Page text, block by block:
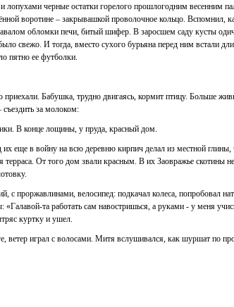
лопухами черные остатки горелого прошлогодним весенним
воротине – закрывашкой проволочное кольцо. Вспомнил,
обломки печи, битый шифер. В заросшем саду кусты
свежо. И тогда, вместо сухого бурьяна перед ним встали
пятно ее футболки.
Бабушка, трудно двигаясь, кормит птицу. Больше
за молоком:
В конце лощины, у пруда, красный дом.
еще в войну на всю деревню кирпич делал из местной
От того дом звали красным. В их Заовражье скотины
с проржавлинами, велосипед: подкачал колеса, попробовал
«Галавой-та работать сам навостришься, а руками - у меня
куртку и ушел.
ветер играл с волосами. Митя вслушивался, как шуршат по